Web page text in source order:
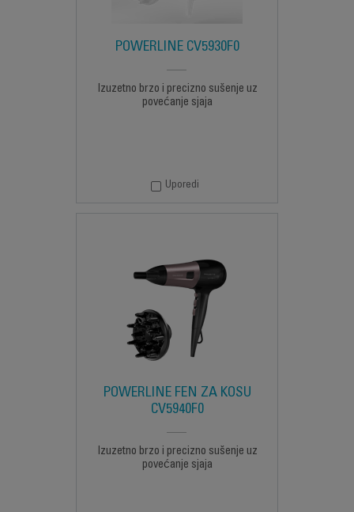
POWERLINE CV5930F0
Izuzetno brzo i precizno sušenje uz
povećanje sjaja
Uporedi
POWERLINE FEN ZA KOSU
CV5940F0
Izuzetno brzo i precizno sušenje uz
povećanje sjaja